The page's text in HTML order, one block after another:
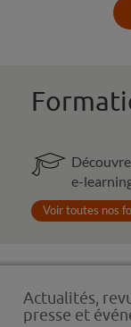
e-
Voir toutes nos
Actualités,
presse et